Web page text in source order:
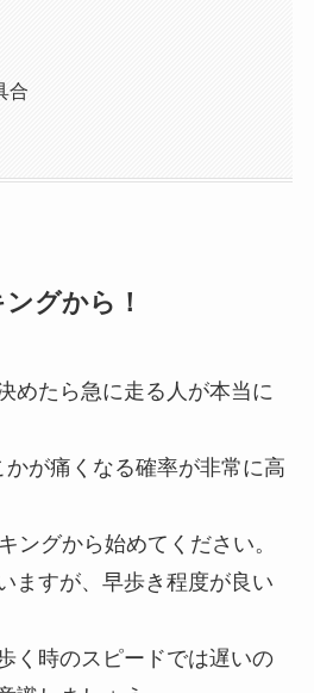
合
グから！
めたら急に走る人が本当に
が痛くなる確率が非常に高
ングから始めてください。
ますが、早歩き程度が良い
く時のスピードでは遅いの